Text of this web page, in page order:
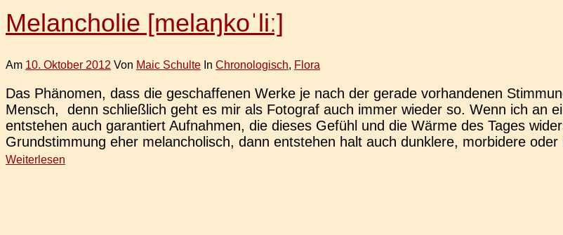
Melancholie [melaŋkoˈliː]
Am 10. Oktober 2012 Von Maic Schulte In Chronologisch, Flora
Das Phä­no­men, dass die geschaf­fe­nen Werke je nach der gerade vor­han­de­nen
Mensch, denn schließ­lich geht es mir als Foto­graf auch immer wieder so. Wenn ich an
ent­ste­hen auch garan­tiert Auf­nah­men, die dieses Gefühl und die Wärme des Tages
Grund­stim­mung eher melan­cho­lisch, dann ent­ste­hen halt auch dunk­le­re, mor­bi­de­re oder
Weiterlesen